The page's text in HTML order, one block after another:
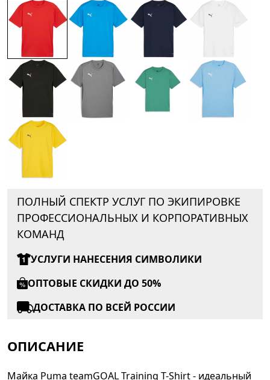
ПОЛНЫЙ СПЕКТР УСЛУГ ПО ЭКИПИРОВКЕ
ПРОФЕССИОНАЛЬНЫХ И КОРПОРАТИВНЫХ
КОМАНД
УСЛУГИ НАНЕСЕНИЯ СИМВОЛИКИ
ОПТОВЫЕ СКИДКИ ДО 50%
ДОСТАВКА ПО ВСЕЙ РОССИИ
ОПИСАНИЕ
Майка Puma teamGOAL Training T-Shirt - идеальный